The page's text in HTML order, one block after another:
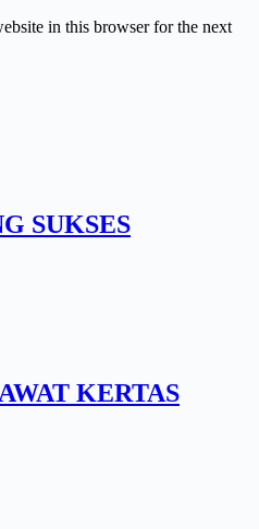
in this browser for the next
SUKSES
KERTAS